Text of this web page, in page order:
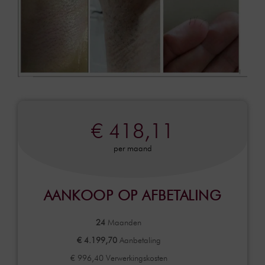
€ 418,11
per maand
AANKOOP OP AFBETALING
24 Maanden
€ 4.199,70Aanbetaling
€ 996,40 Verwerkingskosten